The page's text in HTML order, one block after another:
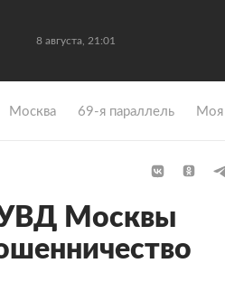
8 августа, 21:01
Москва 69-я параллель Моя
Москвы